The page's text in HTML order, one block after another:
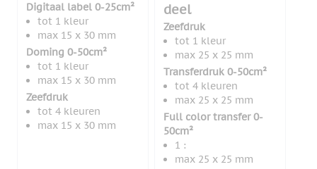
Digitaal label 0-25cm²
tot 1 kleur
max 15 x 30 mm
Doming 0-50cm²
tot 1 kleur
max 15 x 30 mm
Zeefdruk
tot 4 kleuren
max 15 x 30 mm
deel
Zeefdruk
tot 1 kleur
max 25 x 25 mm
Transferdruk 0-50cm²
tot 4 kleuren
max 25 x 25 mm
Full color transfer 0-
50cm²
1 :
max 25 x 25 mm